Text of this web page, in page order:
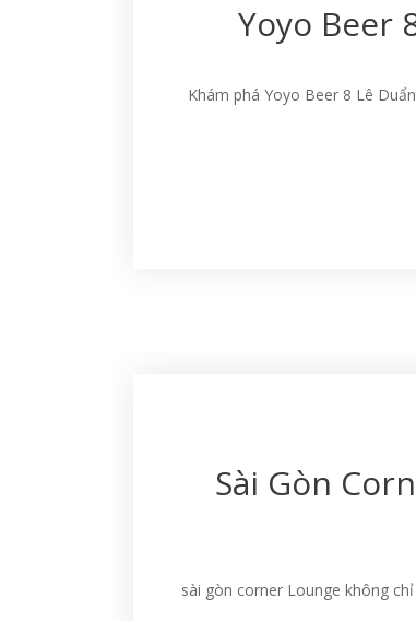
Yoyo Beer
Khám phá Yoyo Beer 8 Lê
Sài Gòn
sài gòn corner Lounge không